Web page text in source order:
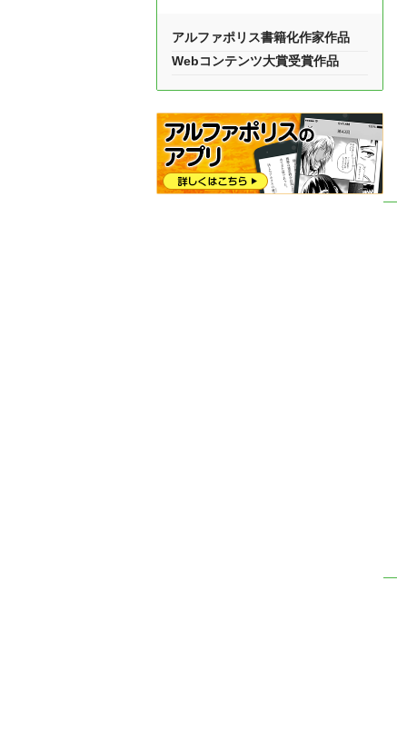
アルファポリス書籍化作家作品
Webコンテンツ大賞受賞作品